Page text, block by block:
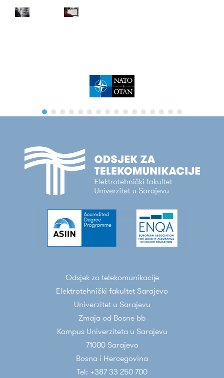
Odsjek za telekomunikacije
Elektrotehnički fakultet Sarajevo
Univerzitet u Sarajevu
Zmaja od Bosne bb
Kampus Univerziteta u Sarajevu
71000 Sarajevo
Bosna i Hercegovina
Tel: +387 33 250 700